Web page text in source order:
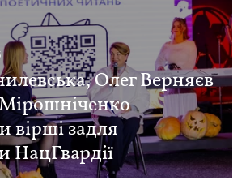
Олег Верняєв
вірші задля
НацГвардії